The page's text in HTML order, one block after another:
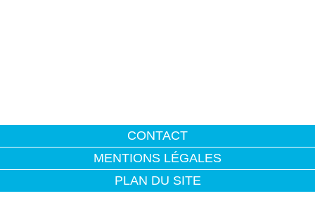
CONTACT
MENTIONS LÉGALES
PLAN DU SITE